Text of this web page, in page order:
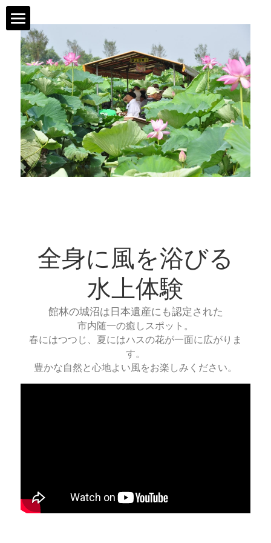
TOP
TOP
ニュース
営業期間
船の種類
近隣スポット
会社情報
全身に風を浴びる
水上体験
館林の城沼は日本遺産にも認定された
市内随一の癒しスポット。
春にはつつじ、夏にはハスの花が一面に広がりま
す。
豊かな自然と心地よい風をお楽しみください。